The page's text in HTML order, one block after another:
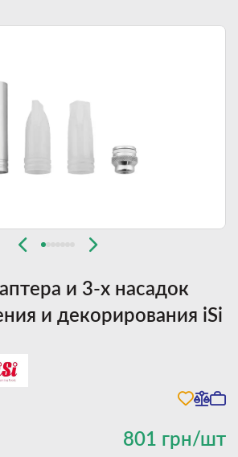
и 3-х насадок
и декорирования iSi
801 грн/шт